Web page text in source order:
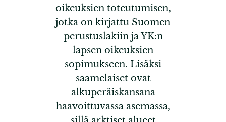
oikeuksien toteutumisen,
jotka on kirjattu Suomen
perustuslakiin ja YK:n
lapsen oikeuksien
sopimukseen. Lisäksi
saamelaiset ovat
alkuperäiskansana
haavoittuvassa asemassa,